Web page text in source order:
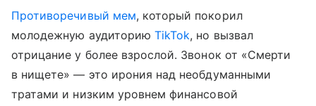
Противоречивый мем, который покорил
молодежную аудиториюTikTok, но вызвал
отрицание у более взрослой. Звонок от «Смерти
в нищете» — это ирония над необдуманными
тратами и низким уровнем финансовой